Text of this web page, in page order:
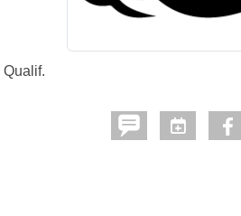
Qualif.